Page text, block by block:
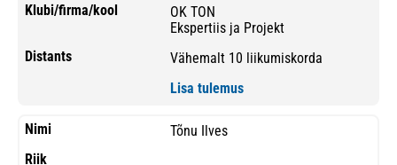
OK TON
Ekspertiis ja Projekt
Vähemalt 10 liikumiskorda
Lisa tulemus
Tõnu Ilves